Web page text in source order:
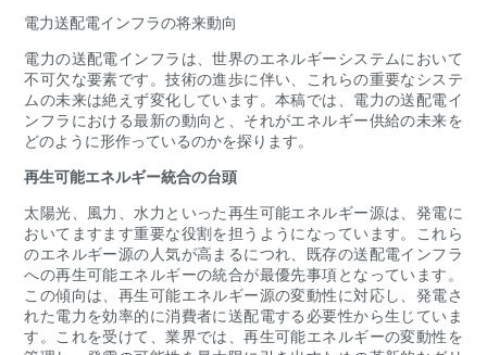
電力送配電インフラの将来動向
電力の送配電インフラは、世界のエネルギーシステムにおいて
不可欠な要素です。技術の進歩に伴い、これらの重要なシステ
ムの未来は絶えず変化しています。本稿では、電力の送配電イ
ンフラにおける最新の動向と、それがエネルギー供給の未来を
どのように形作っているのかを探ります。
再生可能エネルギー統合の台頭
太陽光、風力、水力といった再生可能エネルギー源は、発電に
おいてますます重要な役割を担うようになっています。これら
のエネルギー源の人気が高まるにつれ、既存の送配電インフラ
への再生可能エネルギーの統合が最優先事項となっています。
この傾向は、再生可能エネルギー源の変動性に対応し、発電さ
れた電力を効率的に消費者に送配電する必要性から生じていま
す。これを受けて、業界では、再生可能エネルギーの変動性を